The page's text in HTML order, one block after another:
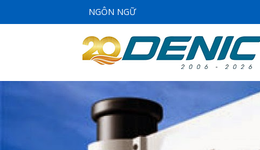
NGÔN NGỮ